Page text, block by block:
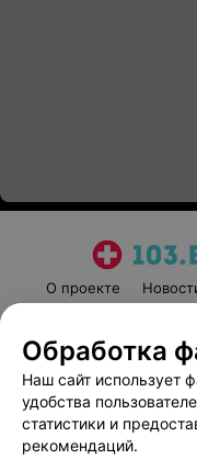
О проекте
Обработка
Наш сайт использует
удобства
статистики и
рекомендаций.